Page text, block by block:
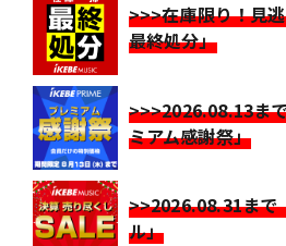
>>>在庫限り！見
最終処分」
>>>2026.08.13ま
ミアム感謝祭」
>>2026.08.31まで
ル」